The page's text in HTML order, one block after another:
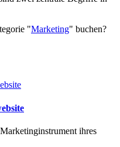
"Marketing" buchen?
ihres